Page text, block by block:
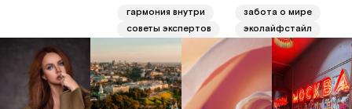
гармония внутри
советы экспертов
забота о мире
эколайфстайл